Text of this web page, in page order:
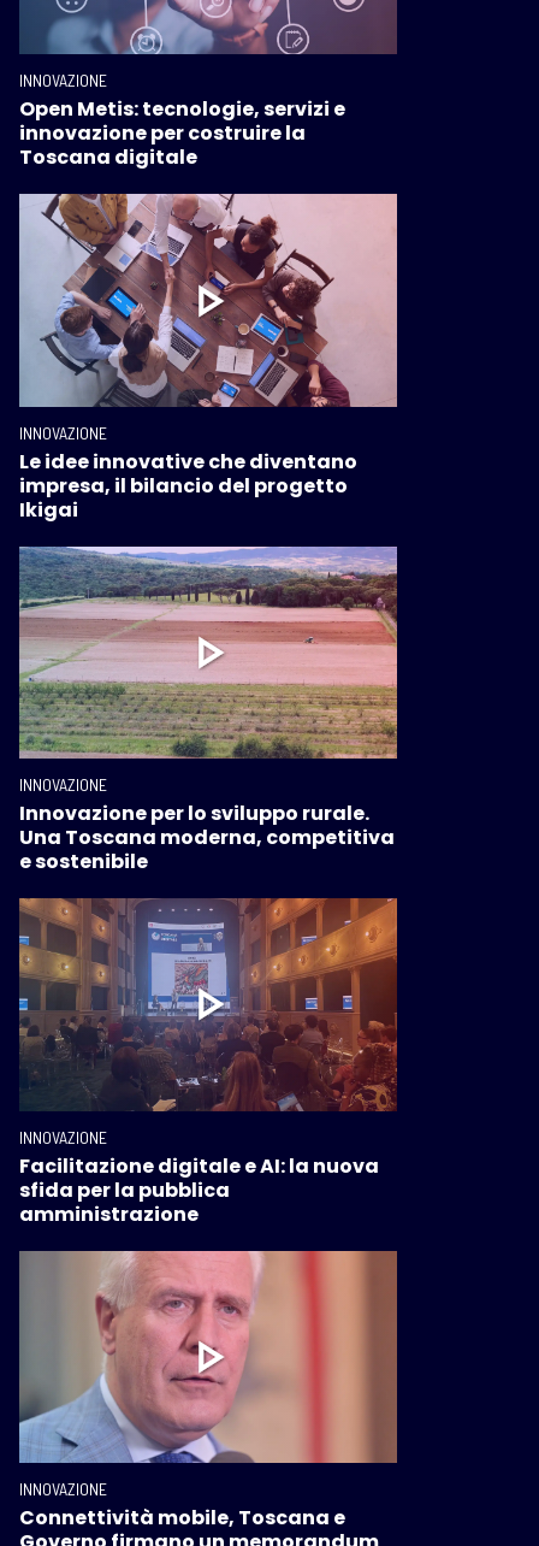
INNOVAZIONE
Open Metis: tecnologie, servizi e
innovazione per costruire la
Toscana digitale
INNOVAZIONE
Le idee innovative che diventano
impresa, il bilancio del progetto
Ikigai
INNOVAZIONE
Innovazione per lo sviluppo rurale.
Una Toscana moderna, competitiva
e sostenibile
INNOVAZIONE
Facilitazione digitale e AI: la nuova
sfida per la pubblica
amministrazione
INNOVAZIONE
Connettività mobile, Toscana e